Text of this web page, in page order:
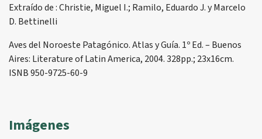
Extraído de : Christie, Miguel I.; Ramilo, Eduardo J. y Marcelo
D. Bettinelli
Aves del Noroeste Patagónico. Atlas y Guía. 1º Ed. – Buenos
Aires: Literature of Latin America, 2004. 328pp.; 23x16cm.
ISNB 950-9725-60-9
Imágenes